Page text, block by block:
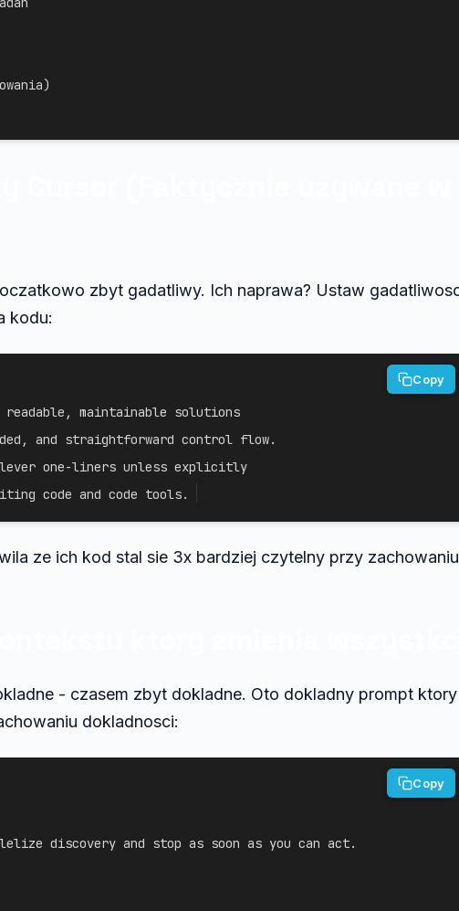
zbyt gadatliwy. Ich naprawa? Ustaw
kodu:
maintainable solutions
and straightforward control flow.
one-liners unless explicitly
code and code tools.
Copy
ze ich kod stal sie 3x bardziej czytelny przy zachowaniu
- czasem zbyt dokladne. Oto dokladny prompt ktory
dokladnosci:
discovery and stop as soon as you can act.
Copy